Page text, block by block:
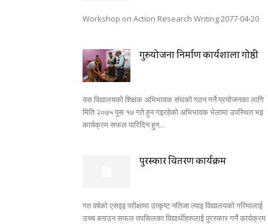
Workshop on Action Research Writing 2077-04-20
गुरुयोजना निर्माण कार्यशाला गोष्ठी
यस विद्यालयको शिक्षक अभिभावक संघको गठन गर्ने प्रयोजनका लागि
मिति २०७५ पुस १७ गते हुन गइरहेको अभिभावक भेलामा उपस्थित भइ
कार्यक्रम सफल पारिदिन हुन...
पुरस्कार वितरण कार्यक्रम
गत वर्षको एसइइ परीक्षामा उत्कृष्ट नतिजा ल्याइ विद्यालयको गरिमालाई
उच्च बनाउन सफल तपसिलका विद्यार्थीहरुलाई पुरस्कार गर्ने कार्यक्रम